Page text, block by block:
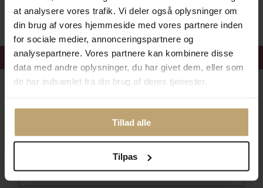
at analysere vores trafik. Vi deler også oplysninger om
din brug af vores hjemmeside med vores partnere inden
for sociale medier, annonceringspartnere og
analysepartnere. Vores partnere kan kombinere disse
data med andre oplysninger, du har givet dem, eller som
de har indsamlet fra din brug af deres tjenester.
Tillad alle
Tilpas
Få 15% velkomstrabat
Følg med i vores nyhedsbrev
Læs mere her